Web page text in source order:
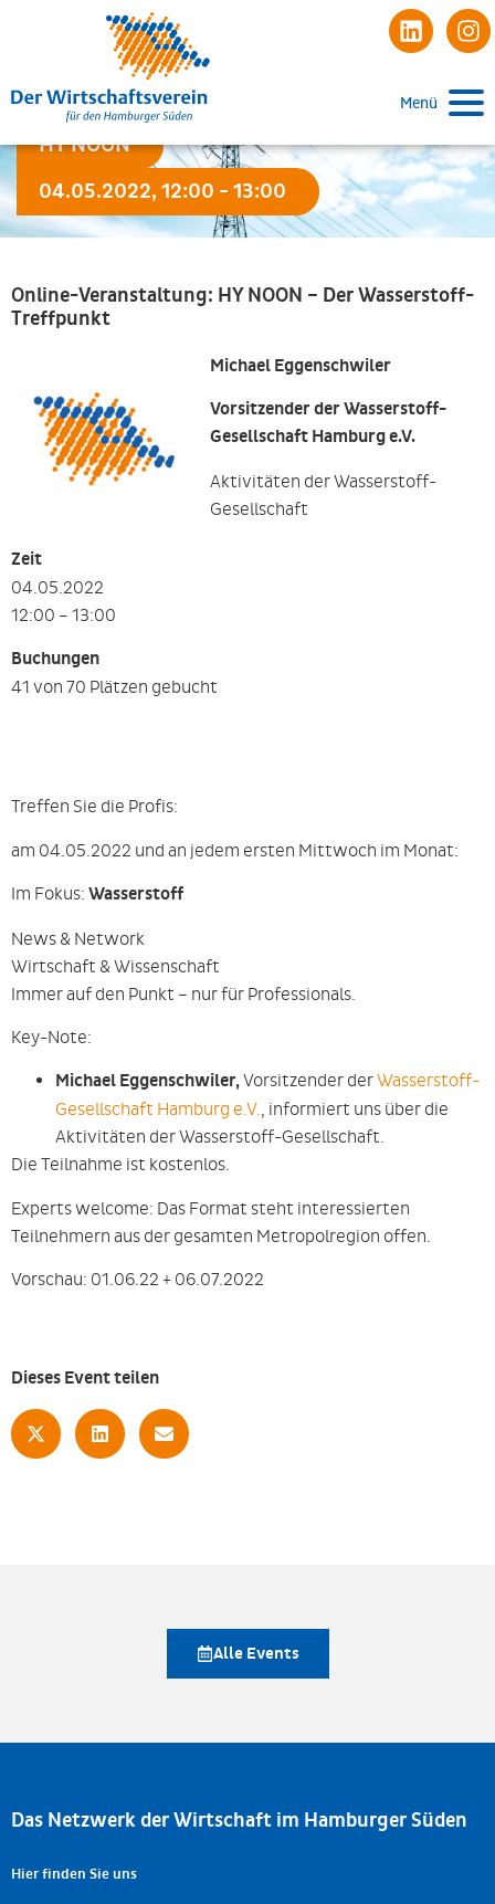
Menü
HY NOON
04.05.2022, 12:00 - 13:00
Online-Veranstaltung: HY NOON – Der Wasserstoff-
Treffpunkt
Michael Eggenschwiler
Vorsitzender der Wasserstoff-
Gesellschaft Hamburg e.V.
Aktivitäten der Wasserstoff-
Gesellschaft
Zeit
04.05.2022
12:00 – 13:00
Buchungen
41 von 70 Plätzen gebucht
Treffen Sie die Profis:
am 04.05.2022 und an jedem ersten Mittwoch im Monat:
Im Fokus: Wasserstoff
News & Network
Wirtschaft & Wissenschaft
Immer auf den Punkt – nur für Professionals.
Key-Note:
Michael Eggenschwiler,Vorsitzender derWasserstoff-
Gesellschaft Hamburg e.V., informiert uns über die
Aktivitäten der Wasserstoff-Gesellschaft.
Die Teilnahme ist kostenlos.
Experts welcome: Das Format steht interessierten
Teilnehmern aus der gesamten Metropolregion offen.
Vorschau: 01.06.22 + 06.07.2022
Dieses Event teilen
Alle Events
Das Netzwerk der Wirtschaft im Hamburger Süden
Hier finden Sie uns